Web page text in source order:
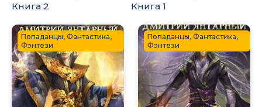
Книга 2
Книга 1
Попаданцы, Фантастика,
Фэнтези
Попаданцы, Фантастика,
Фэнтези